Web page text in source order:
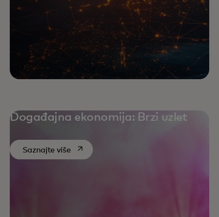
Događajna ekonomija: Brzi uzlet
Saznajte višeopens in a new tab